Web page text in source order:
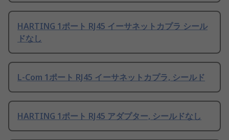
HARTING 1ポート RJ45 イーサネットカプラ シール
ドなし
L-Com 1ポート RJ45 イーサネットカプラ, シールド
HARTING 1ポート RJ45 アダプター, シールドなし